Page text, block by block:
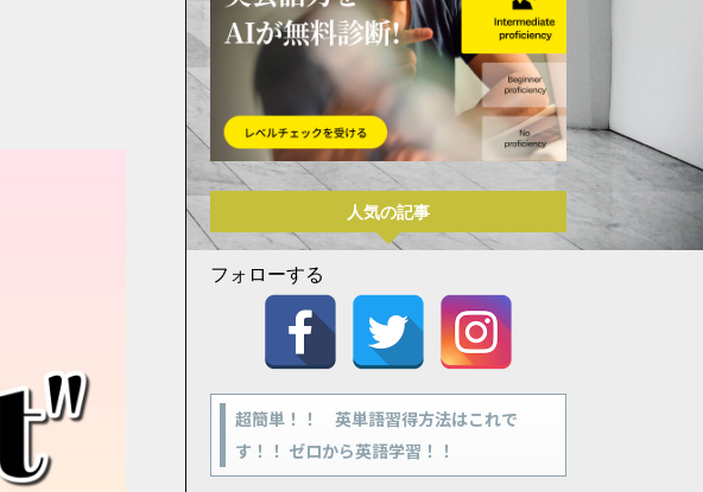
人気の記事
フォローする
超簡単！！ 英単語習得方法はこれで
す！！ ゼロから英語学習！！